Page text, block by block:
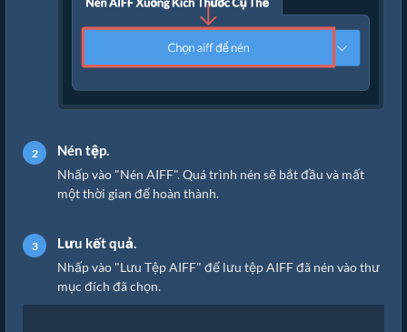
Nén tệp.
Nhấp vào "Nén AIFF". Quá trình nén sẽ bắt đầu và mất
một thời gian để hoàn thành.
Lưu kết quả.
Nhấp vào "Lưu Tệp AIFF" để lưu tệp AIFF đã nén vào thư
mục đích đã chọn.